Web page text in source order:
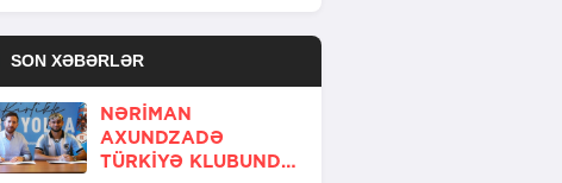
SON XƏBƏRLƏR
NƏRIMAN
AXUNDZADƏ
TÜRKIYƏ KLUBUNDA